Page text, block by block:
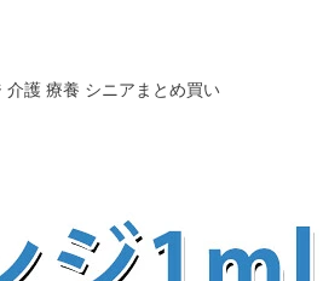
護 療養 シニアまとめ買い